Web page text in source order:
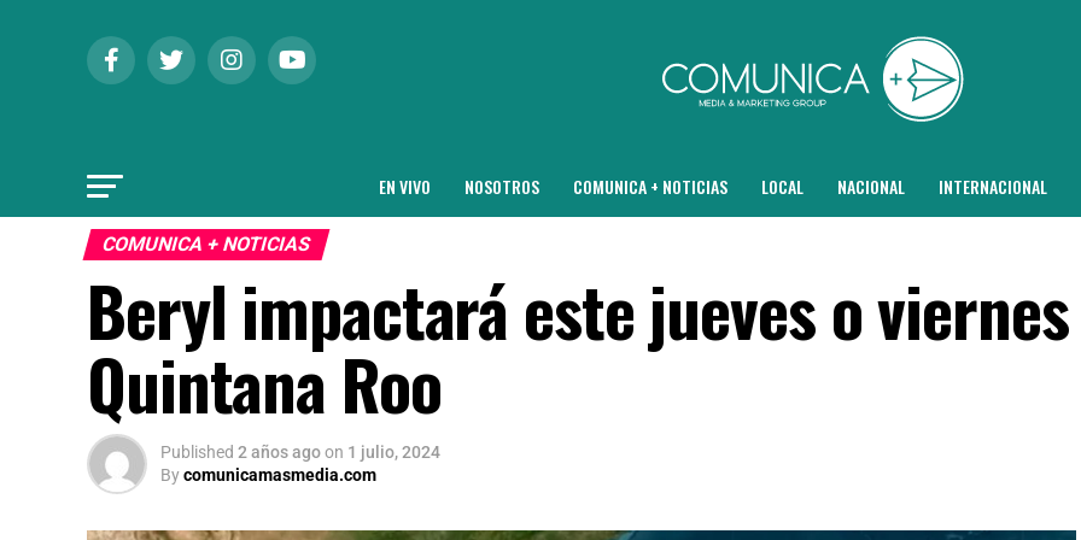
EN VIVO NOSOTROS COMUNICA + NOTICIAS LOCAL NACIONAL INTERNACIONAL
COMUNICA + NOTICIAS
Beryl impactará este jueves o viernes
Quintana Roo
Published 2 años agoon 1 julio, 2024
Bycomunicamasmedia.com